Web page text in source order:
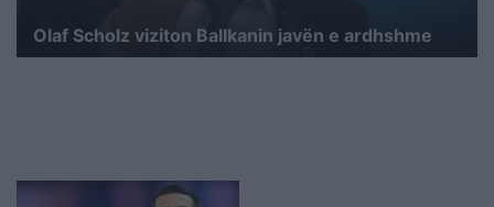
Olaf Scholz viziton Ballkanin javën e ardhshme